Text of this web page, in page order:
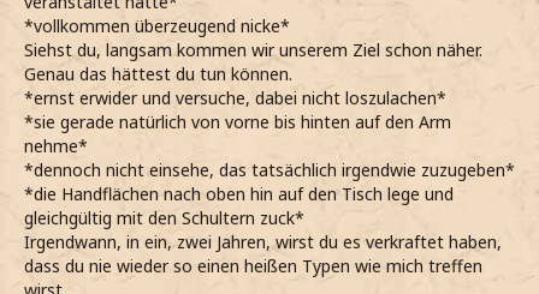
*vollkommen überzeugend nicke*
Siehst du, langsam kommen wir unserem Ziel schon näher.
Genau das hättest du tun können.
*ernst erwider und versuche, dabei nicht loszulachen*
*sie gerade natürlich von vorne bis hinten auf den Arm
nehme*
*dennoch nicht einsehe, das tatsächlich irgendwie zuzugeben*
*die Handflächen nach oben hin auf den Tisch lege und
gleichgültig mit den Schultern zuck*
Irgendwann, in ein, zwei Jahren, wirst du es verkraftet haben,
dass du nie wieder so einen heißen Typen wie mich treffen